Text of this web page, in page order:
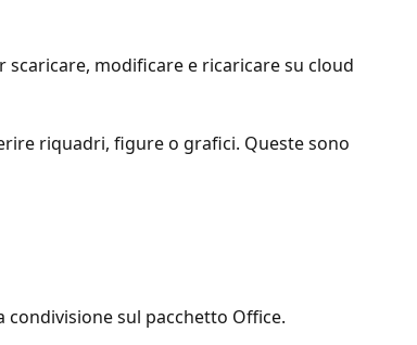
modificare e ricaricare su cloud
riquadri, figure o grafici. Queste sono
sul pacchetto Office.